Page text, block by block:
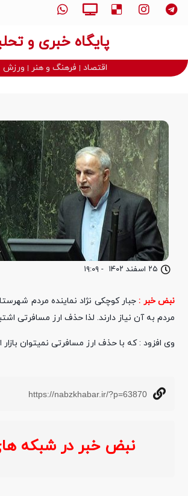
پایگاه خبری و
اقتصاد فرهنگ و هنر ورزش
۲۵ اسفند ۱۴۰۲ - ۱۹:۰۹
نبض خبر : جبار کوچکی نژاد نماینده مردم
مردم به آن نیاز دارند. لذا حذف ارز مسافرتی
وی افزود : که با حذف ارز مسافرتی نمیتوان
https://nabzkhabar.ir/?p=63870
نبض خبر در شبکه